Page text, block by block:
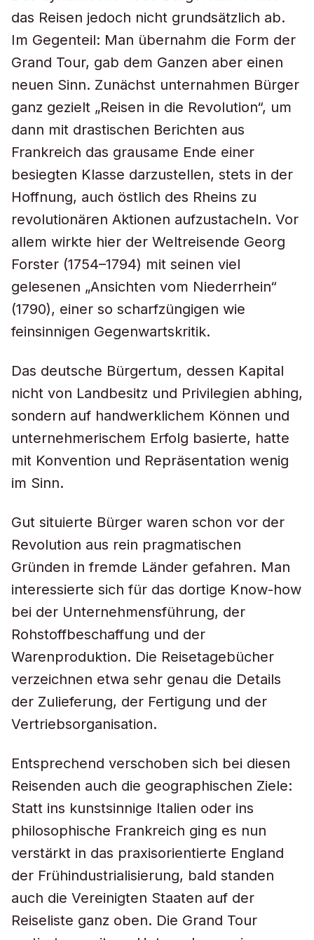
das Reisen jedoch nicht grundsätzlich ab.
Im Gegenteil: Man übernahm die Form der
Grand Tour, gab dem Ganzen aber einen
neuen Sinn. Zunächst unternahmen Bürger
ganz gezielt „Reisen in die Revolution“, um
dann mit drastischen Berichten aus
Frankreich das grausame Ende einer
besiegten Klasse darzustellen, stets in der
Hoffnung, auch östlich des Rheins zu
revolutionären Aktionen aufzustacheln. Vor
allem wirkte hier der Weltreisende Georg
Forster (1754–1794) mit seinen viel
gelesenen „Ansichten vom Niederrhein“
(1790), einer so scharfzüngigen wie
feinsinnigen Gegenwartskritik.
Das deutsche Bürgertum, dessen Kapital
nicht von Landbesitz und Privilegien abhing,
sondern auf handwerklichem Können und
unternehmerischem Erfolg basierte, hatte
mit Konvention und Repräsentation wenig
im Sinn.
Gut situierte Bürger waren schon vor der
Revolution aus rein pragmatischen
Gründen in fremde Länder gefahren. Man
interessierte sich für das dortige Know-how
bei der Unternehmensführung, der
Rohstoffbeschaffung und der
Warenproduktion. Die Reisetagebücher
verzeichnen etwa sehr genau die Details
der Zulieferung, der Fertigung und der
Vertriebsorganisation.
Entsprechend verschoben sich bei diesen
Reisenden auch die geographischen Ziele:
Statt ins kunstsinnige Italien oder ins
philosophische Frankreich ging es nun
verstärkt in das praxisorientierte England
der Frühindustrialisierung, bald standen
auch die Vereinigten Staaten auf der
Reiseliste ganz oben. Die Grand Tour